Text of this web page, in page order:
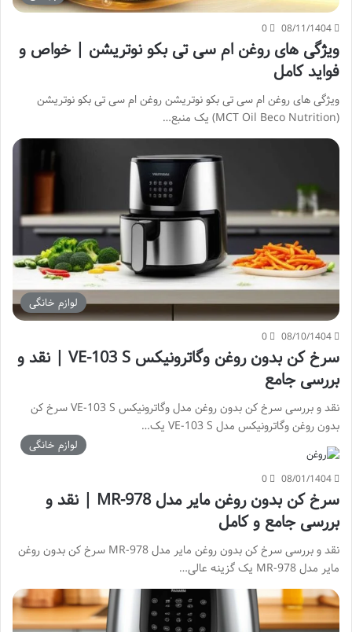
08/11/1404
0
ویژگی های روغن ام سی تی بکو نوتریشن | خواص و
فواید کامل
ویژگی های روغن ام سی تی بکو نوتریشن روغن ام سی تی بکو نوتریشن
(MCT Oil Beco Nutrition) یک منبع…
لوازم خانگی
08/10/1404
0
سرخ کن بدون روغن وگاترونیکس VE-103 S | نقد و
بررسی جامع
نقد و بررسی سرخ کن بدون روغن مدل وگاترونیکس VE-103 S سرخ کن
بدون روغن وگاترونیکس مدل VE-103 S یک…
لوازم خانگی
08/01/1404
0
سرخ کن بدون روغن مایر مدل MR-978 | نقد و
بررسی جامع و کامل
نقد و بررسی سرخ کن بدون روغن مایر مدل MR-978 سرخ کن بدون روغن
مایر مدل MR-978 یک گزینه عالی…